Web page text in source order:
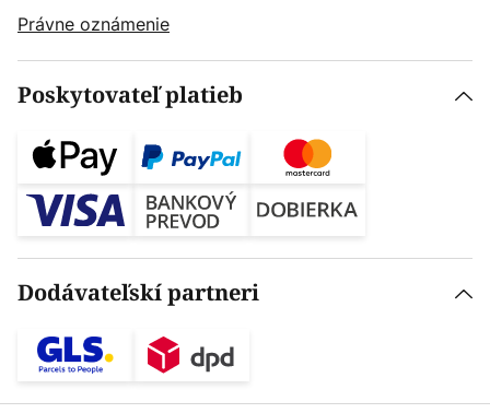
Právne oznámenie
Poskytovateľ platieb
Dodávateľskí partneri